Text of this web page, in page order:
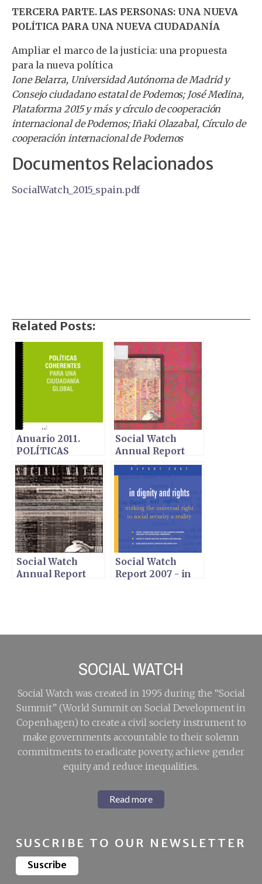
TERCERA PARTE. LAS PERSONAS: UNA NUEVA
POLÍTICA PARA UNA NUEVA CIUDADANÍA
Ampliar el marco de la justicia: una propuesta
para la nueva política
Ione Belarra, Universidad Autónoma de Madrid y
Consejo ciudadano estatal de Podemos; José Medina,
Plataforma 2015 y más y círculo de cooperación
internacional de Podemos; Iñaki Olazabal, Círculo de
cooperación internacional de Podemos
Documentos Relacionados
SocialWatch_2015_spain.pdf
Related Posts:
Anuario 2011.
POLÍTICAS
COHERENTES
PARA UNA
CIUDADANÍA
GLOBAL - Edición
española del
Informe Social
Watch 2011
Social Watch
Annual Report
1998
Social Watch
Annual Report
Social Watch
Report 2007 - in
SOCIAL WATCH
Social Watch was created in 1995 during the “Social
Summit” (World Summit on Social Development in
Copenhagen) to create a civil society instrument to
make governments accountable to their solemn
commitments to eradicate poverty, achieve gender
equity and reduce inequalities.
Read more
SUSCRIBE TO OUR NEWSLETTER
Suscribe